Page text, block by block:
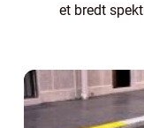
et bredt